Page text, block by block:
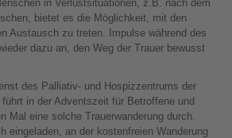
in Verlustsituationen, z.B. nach dem
bietet es die Möglichkeit, mit den
Austausch zu treten. Impulse während des
dazu an, den Weg der Trauer bewusst
des Palliativ- und Hospizzentrums der
in der Adventszeit für Betroffene und
Mal eine solche Trauerwanderung durch.
eingeladen, an der kostenfreien Wanderung